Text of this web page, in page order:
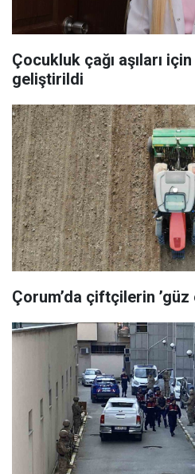
Çocukluk çağı aşıları
geliştirildi
Çorum’da çiftçilerin ’güz